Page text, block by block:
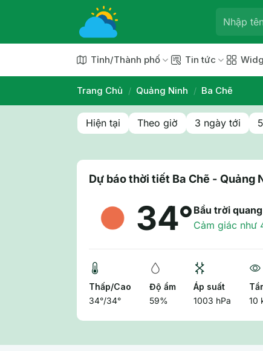
Tỉnh/Thành phố Tin tức
Trang Chủ / Quảng Ninh / Ba Chẽ
Hiện tại Theo giờ 3 ngày tới
Dự báo thời tiết Ba Chẽ - Quảng
34° Bầu trời
Cảm giác như
Thấp/Cao
34°/34°
Độ ẩm
59%
Áp suất
1003 hPa
10